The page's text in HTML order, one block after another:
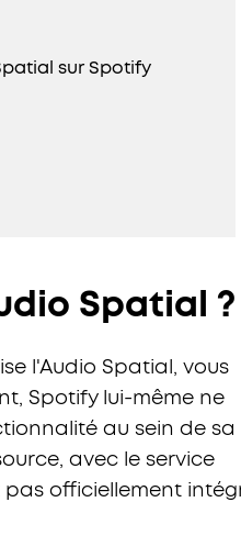
sur Spotify
Spatial ?
l'Audio Spatial, vous
Spotify lui-même ne
au sein de sa
avec le service
officiellement